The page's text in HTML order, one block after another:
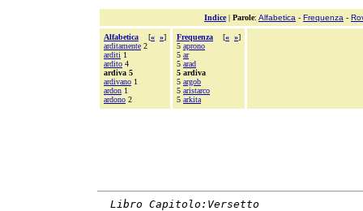
Indice| Parole: Alfabetica - Frequenza -
Alfabetica [« »]
arditamente 2
arditi 1
ardito 4
ardiva 5
ardivano 1
ardon 1
ardono 2
Frequenza [« »]
5 aprono
5 ar
5 arad
5 ardiva
5 argob
5 aristarco
5 arkita
Libro Capitolo:Versetto